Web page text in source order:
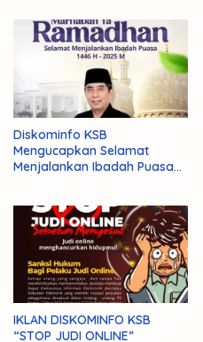
Diskominfo KSB
Mengucapkan Selamat
Menjalankan Ibadah Puasa
IKLAN DISKOMINFO KSB
“STOP JUDI ONLINE”